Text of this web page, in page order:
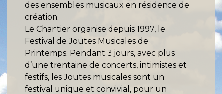
des ensembles musicaux en résidence de
création.
Le Chantier organise depuis 1997, le
Festival de Joutes Musicales de
Printemps. Pendant 3 jours, avec plus
d’une trentaine de concerts, intimistes et
festifs, les Joutes musicales sont un
festival unique et convivial, pour un